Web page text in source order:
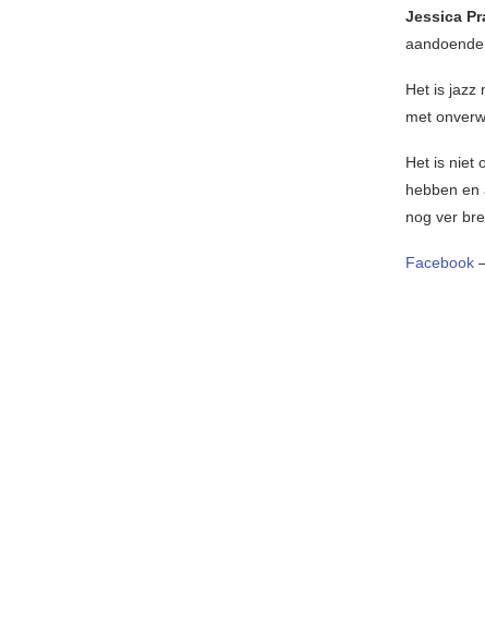
Jessica
Het is jazz
met
Het is niet
hebben en
nog ver
Facebook